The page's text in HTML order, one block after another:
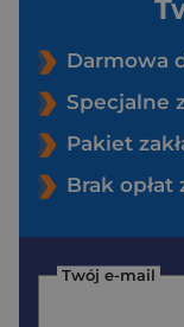
Darmowa
Specjalne
Pakiet
Brak
Twój e-mail